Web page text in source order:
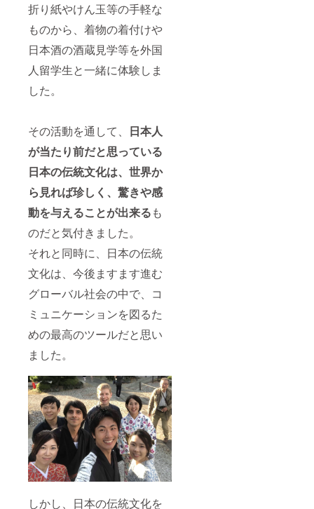
折り紙やけん玉等の手軽な
ものから、着物の着付けや
日本酒の酒蔵見学等を外国
人留学生と一緒に体験しま
した。
その活動を通して、 日本人
が当たり前だと思っている
日本の伝統文化は、世界か
ら見れば珍しく、驚きや感
動を与えることが出来るも
のだと気付きました。
それと同時に、日本の伝統
文化は、今後ますます進む
グローバル社会の中で、コ
ミュニケーションを図るた
めの最高のツールだと思い
ました。
しかし、日本の伝統文化を